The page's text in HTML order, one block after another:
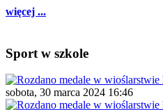
więcej ...
Sport w szkole
sobota, 30 marca 2024 16:46